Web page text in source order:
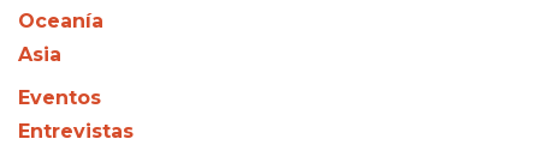
Oceanía
Asia
Eventos
Entrevistas